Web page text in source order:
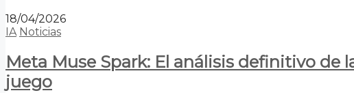
18/04/2026
IA Noticias
Meta Muse Spark: El análisis definitivo de
juego